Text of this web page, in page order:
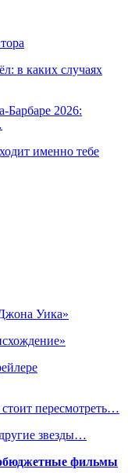
в каких случаях
Барбаре 2026:
именно тебе
Уика»
пересмотреть…
звезды…
фильмы